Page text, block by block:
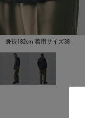
身長182cm 着用サイズ38